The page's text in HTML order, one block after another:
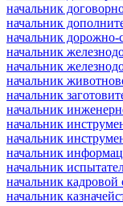
начальник
начальник
начальник дорожно-
начальник
начальник
начальник
начальник
начальник
начальник
начальник
начальник
начальник
начальник
начальник